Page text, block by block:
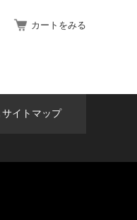
カートをみる
サイトマップ